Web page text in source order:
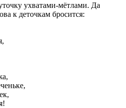
ухватами-мётлами. Да
к деточкам бросится: